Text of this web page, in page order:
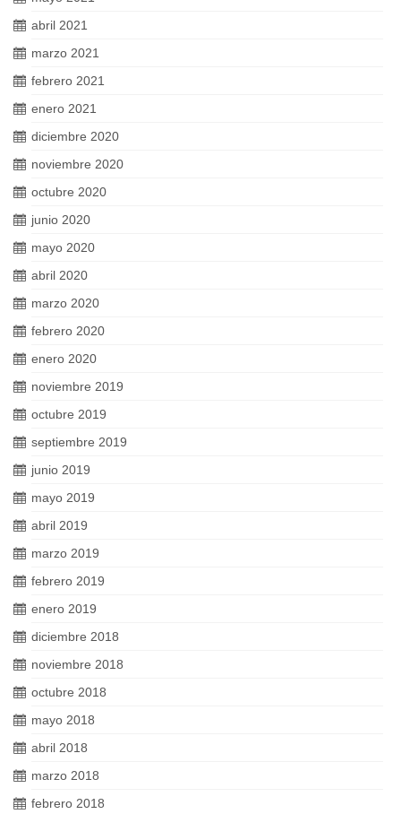
abril 2021
marzo 2021
febrero 2021
enero 2021
diciembre 2020
noviembre 2020
octubre 2020
junio 2020
mayo 2020
abril 2020
marzo 2020
febrero 2020
enero 2020
noviembre 2019
octubre 2019
septiembre 2019
junio 2019
mayo 2019
abril 2019
marzo 2019
febrero 2019
enero 2019
diciembre 2018
noviembre 2018
octubre 2018
mayo 2018
abril 2018
marzo 2018
febrero 2018